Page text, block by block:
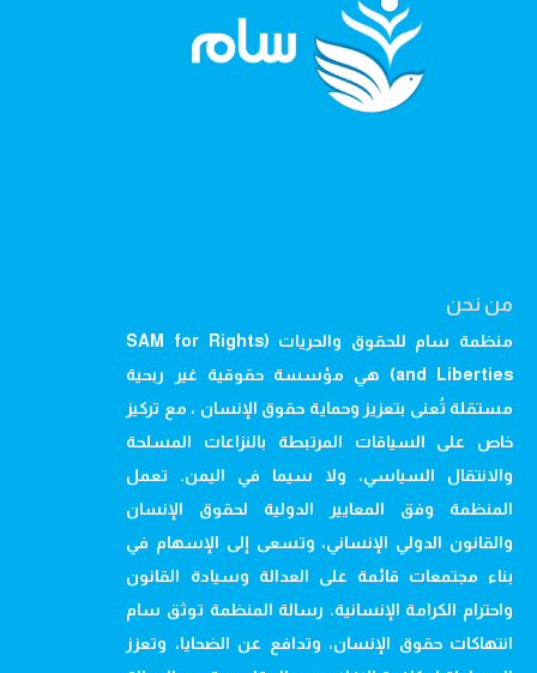
من نحن
منظمة سام للحقوق والحريات (SAM for Rights
and Liberties) هي مؤسسة حقوقية غير ربحية
مستقلة تُعنى بتعزيز وحماية حقوق الإنسان ، مع تركيز
خاص على السياقات المرتبطة بالنزاعات المسلحة
والانتقال السياسي، ولا سيما في اليمن. تعمل
المنظمة وفق المعايير الدولية لحقوق الإنسان
والقانون الدولي الإنساني، وتسعى إلى الإسهام في
بناء مجتمعات قائمة على العدالة وسيادة القانون
واحترام الكرامة الإنسانية. رسالة المنظمة توثق سام
انتهاكات حقوق الإنسان، وتدافع عن الضحايا، وتعزز